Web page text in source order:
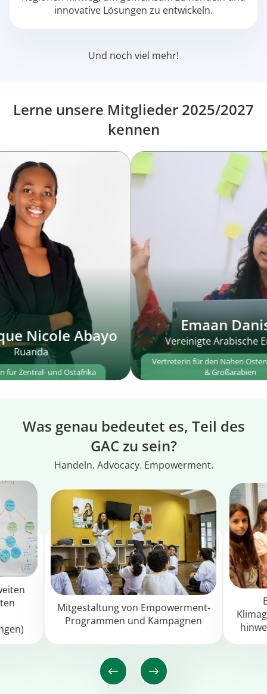
innovative Lösungen zu entwickeln.
Und noch viel mehr!
Lerne unsere Mitglieder 2025/2027
kennen
Abayo
und Ostafrika
Emaan Danish
Vereinigte Arabische Emirate
Vertreterin für den Nahen Osten, Nordafrika
& Großarabien
Was genau bedeutet es, Teil des
GAC zu sein?
Handeln. Advocacy. Empowerment.
Mitgestaltung von Empowerment-
Programmen und Kampagnen